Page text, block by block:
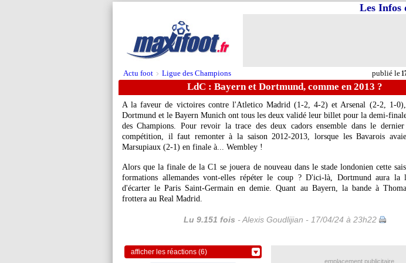
Actu foot > Ligue des Champions publié le
Les Infos
LdC : Bayern et Dortmund, comme en 2013 ?
A la faveur de victoires contre l'Atletico Madrid (1-2, 4-2) et Arsenal (2-2, 1-
Dortmund et le Bayern Munich ont tous les deux validé leur billet pour la demi-
des Champions. Pour revoir la trace des deux cadors ensemble dans le
compétition, il faut remonter à la saison 2012-2013, lorsque les Bavarois
Marsupiaux (2-1) en finale à... Wembley !
Alors que la finale de la C1 se jouera de nouveau dans le stade londonien cette
formations allemandes vont-elles répéter le coup ? D'ici-là, Dortmund aura la
d'écarter le Paris Saint-Germain en demie. Quant au Bayern, la bande à
frottera au Real Madrid.
Lu 9.151 fois - Alexis Goudlijian - 17/04/24 à 23h22
afficher les réactions (6)
emplacement publicitaire